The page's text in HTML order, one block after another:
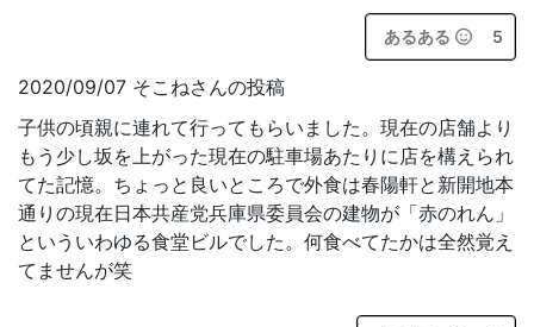
あるある 5
2020/09/07 そこねさんの投稿
子供の頃親に連れて行ってもらいました。現在の店舗より
もう少し坂を上がった現在の駐車場あたりに店を構えられ
てた記憶。ちょっと良いところで外食は春陽軒と新開地本
通りの現在日本共産党兵庫県委員会の建物が「赤のれん」
といういわゆる食堂ビルでした。何食べてたかは全然覚え
てませんが笑